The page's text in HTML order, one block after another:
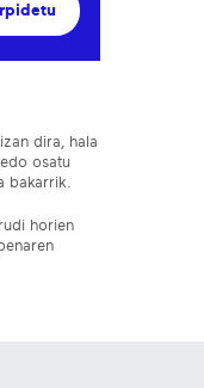
dira, hala
osatu
bakarrik.
horien